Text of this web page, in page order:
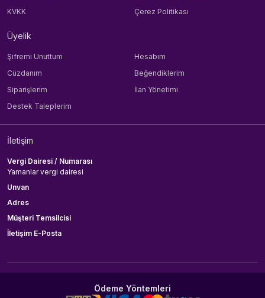
KVKK
Çerez Politikası
Üyelik
Şifremi Unuttum
Hesabım
Cüzdanım
Beğendiklerim
Siparişlerim
İlan Yönetimi
Destek Taleplerim
İletişim
Vergi Dairesi / Numarası
Yamanlar vergi dairesi
Unvan
Adres
Müşteri Temsilcisi
İletişim E-Posta
Ödeme Yöntemleri